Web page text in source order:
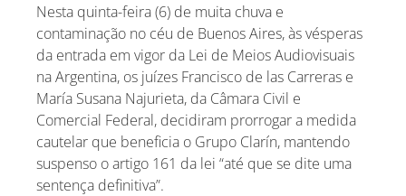
Nesta quinta-feira (6) de muita chuva e
contaminação no céu de Buenos Aires, às vésperas
da entrada em vigor da Lei de Meios Audiovisuais
na Argentina, os juízes Francisco de las Carreras e
María Susana Najurieta, da Câmara Civil e
Comercial Federal, decidiram prorrogar a medida
cautelar que beneficia o Grupo Clarín, mantendo
suspenso o artigo 161 da lei “até que se dite uma
sentença definitiva”.